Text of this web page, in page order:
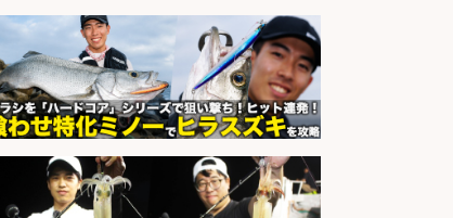
小野駅徒歩6分/「時給1,300円」/大
型連休あり×残業なし×土日祝休み/
滋賀県
会社名 株式会社ホットスタッフ滋賀
sponsored by 求人ボックス